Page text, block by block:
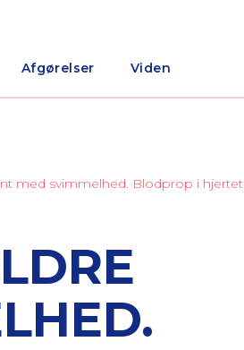
Afgørelser Viden
med svimmelhed. Blodprop i hjertet